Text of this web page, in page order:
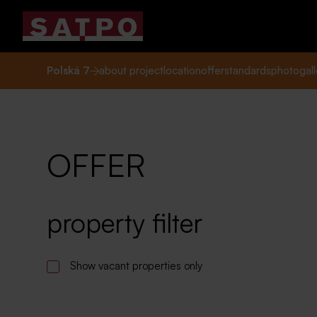
Polská 7 about projectlocationofferstandards
OFFER
property filter
Show vacant properties only